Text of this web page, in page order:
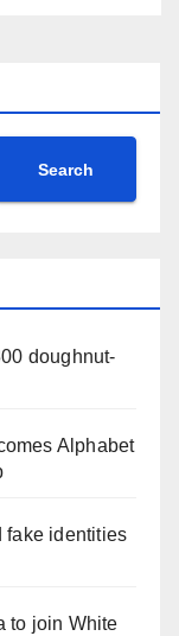
Search
doughnut-
Alphabet
fake identities
to join White